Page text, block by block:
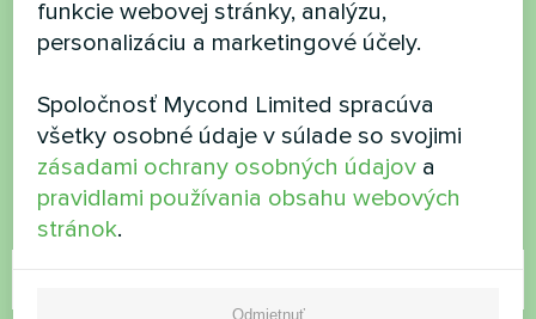
Chcete si kúpiť alebo máte
otázky?
Kontaktujte nás a my vám pomôžeme
Názov
funkcie webovej stránky, analýzu,
personalizáciu a marketingové účely.
Spoločnosť Mycond Limited spracúva
všetky osobné údaje v súlade so svojimi
zásadami ochrany osobných údajov a
pravidlami používania obsahu webových
stránok.
Odmietnuť